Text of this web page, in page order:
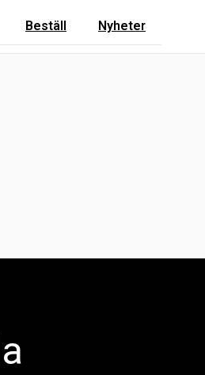
Beställ Nyheter